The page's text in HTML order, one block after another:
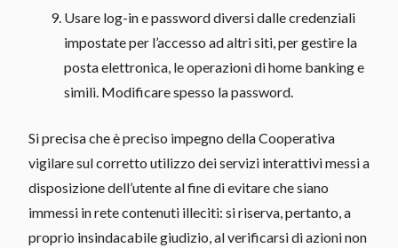
Usare log-in e password diversi dalle credenziali
impostate per l’accesso ad altri siti, per gestire la
posta elettronica, le operazioni di home banking e
simili. Modificare spesso la password.
Si precisa che è preciso impegno della Cooperativa
vigilare sul corretto utilizzo dei servizi interattivi messi a
disposizione dell’utente al fine di evitare che siano
immessi in rete contenuti illeciti: si riserva, pertanto, a
proprio insindacabile giudizio, al verificarsi di azioni non